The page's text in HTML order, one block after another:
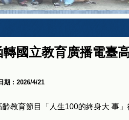
轉國立教育廣播電臺
期： 2026/4/21
教育節目「人生100的終身大 事